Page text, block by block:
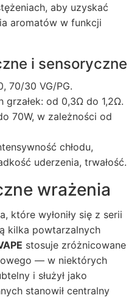
aby uzyskać
aromatów w funkcji
i sensoryczne
70/30 VG/PG.
grzałek: od 0,3Ω do 1,2Ω.
70W, w zależności od
chłodu,
uderzenia, trwałość.
wrażenia
które wyłoniły się z serii
kilka powtarzalnych
stosuje zróżnicowane
— w niektórych
i służył jako
stanowił centralny